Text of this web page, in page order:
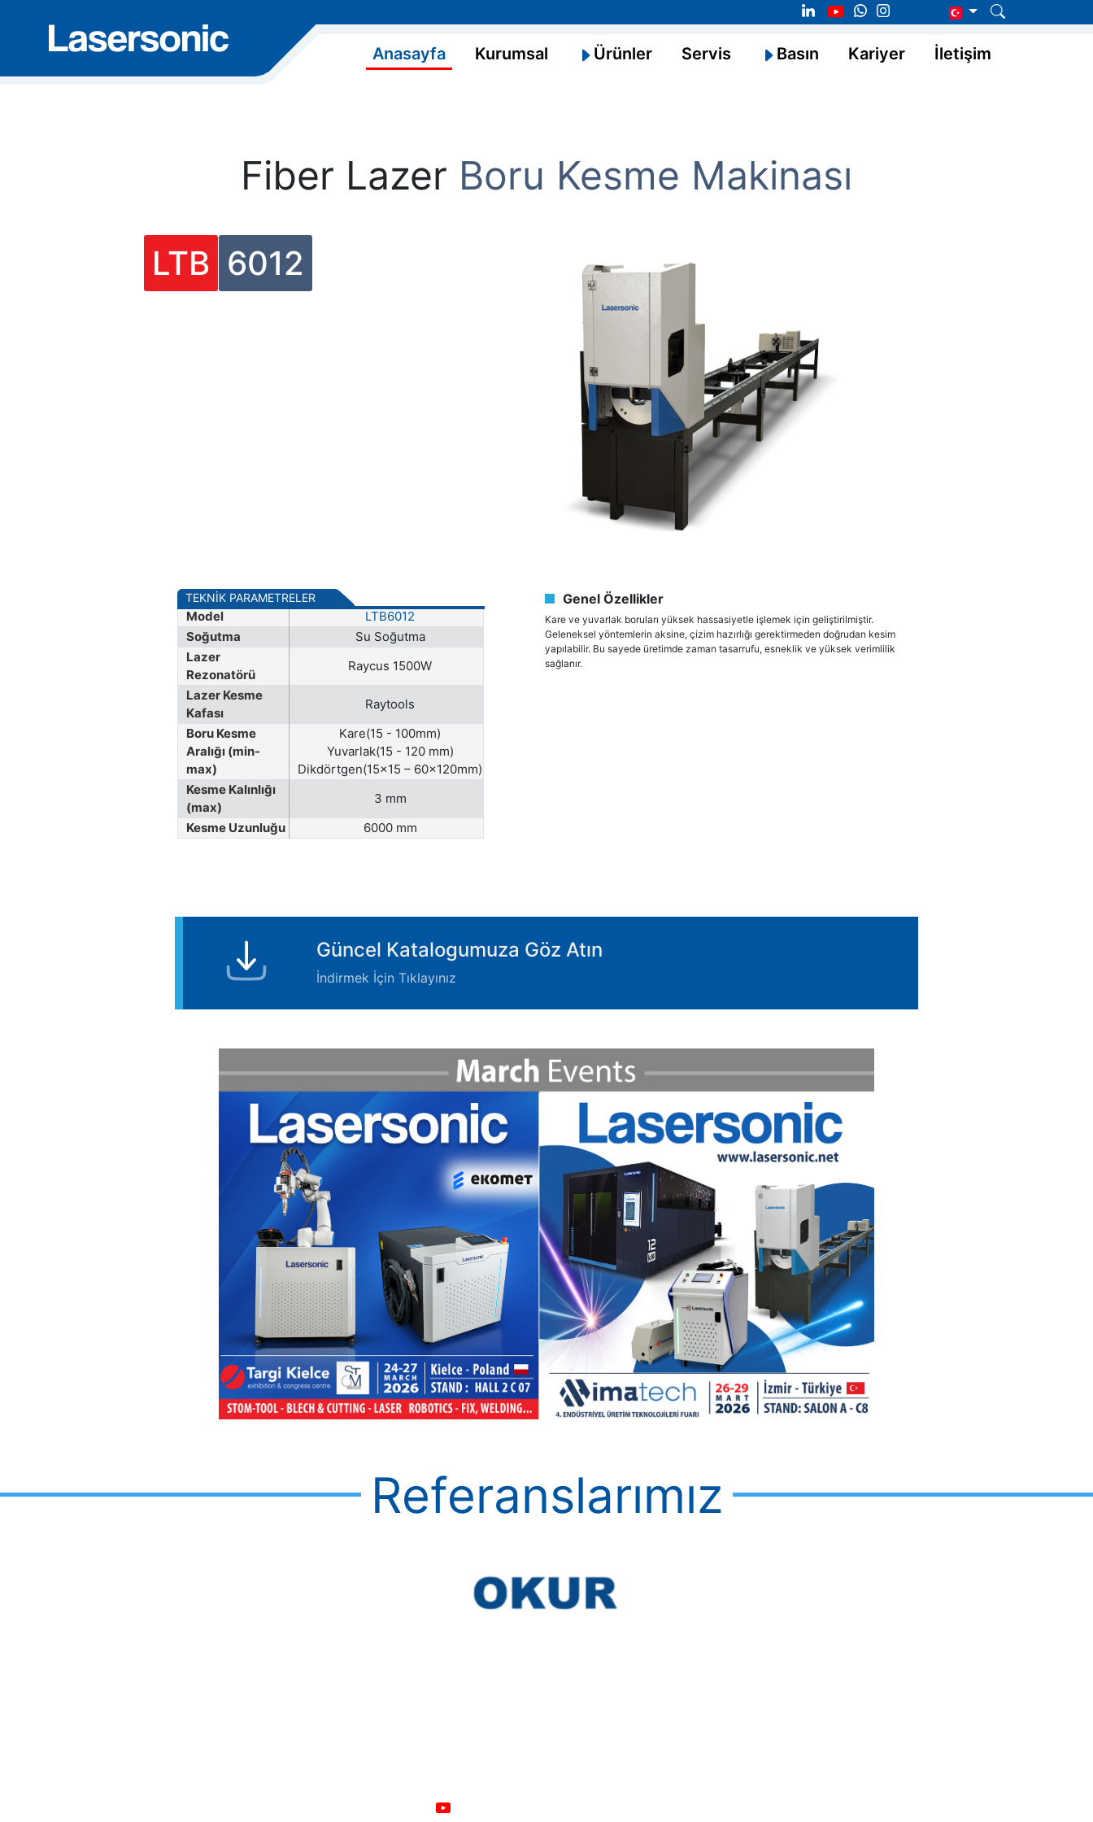
Anasayfa
(bu sayfa) Kurumsal Ürünler Servis Basın Kariyer İletişim
Fiber Lazer Boru Kesme Makinası
LTB 6012
TEKNİK PARAMETRELER
Model
LTB6012
Soğutma
Su Soğutma
Lazer
Rezonatörü
Raycus 1500W
Lazer Kesme
Kafası
Raytools
Boru Kesme
Aralığı (min-
max)
Kare(15 - 100mm)
Yuvarlak(15 - 120 mm)
Dikdörtgen(15x15 – 60x120mm)
Kesme Kalınlığı
(max)
3 mm
Kesme Uzunluğu
6000 mm
Genel Özellikler
Kare ve yuvarlak boruları yüksek hassasiyetle işlemek için geliştirilmiştir.
Geleneksel yöntemlerin aksine, çizim hazırlığı gerektirmeden doğrudan kesim
yapılabilir. Bu sayede üretimde zaman tasarrufu, esneklik ve yüksek verimlilik
sağlanır.
Güncel Katalogumuza Göz Atın
İndirmek İçin Tıklayınız
Referanslarımız